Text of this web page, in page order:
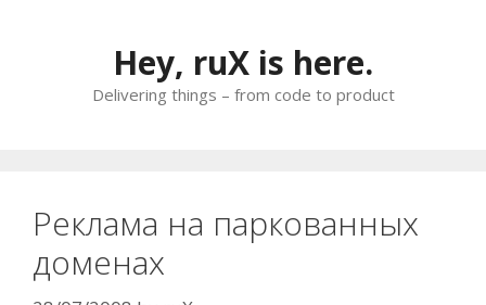
Hey, ruX is here.
Delivering things – from code to product
Реклама на паркованных
доменах